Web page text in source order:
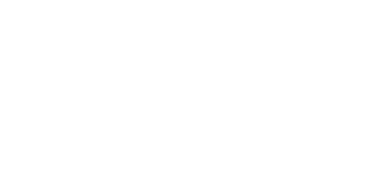
103 cm / 41 in, Color: Rosa Pálido, Talla: S